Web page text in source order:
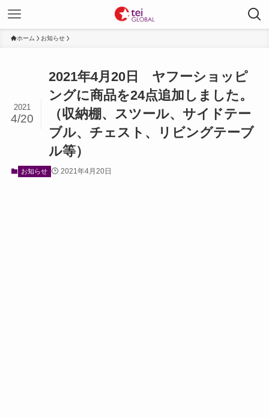
ホーム お知らせ
2021年4月20日 ヤフーショッピ
ングに商品を24点追加しました。
（収納棚、スツール、サイドテー
ブル、チェスト、リビングテーブ
ル等）
2021
4/20
お知らせ 2021年4月20日